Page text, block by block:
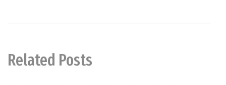
Related Posts